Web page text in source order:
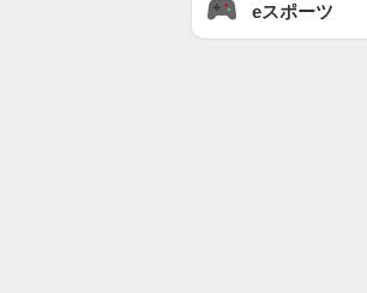
eスポーツ